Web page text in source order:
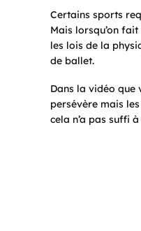
Certains sports
Mais lorsqu’on
les lois de la
de ballet.
Dans la vidéo que
persévère mais
cela n’a pas suffi